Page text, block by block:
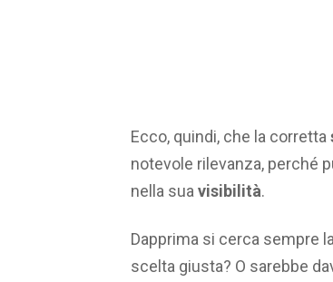
Ecco, quindi, che la corretta
notevole rilevanza, perché
nella suavisibilità.
Dapprima si cerca sempre
scelta giusta? O sarebbe